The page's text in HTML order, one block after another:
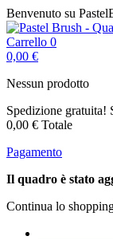
Benvenuto su
Carrello 0
0,00 €
Nessun prodotto
Spedizione gratuita!
0,00 € Totale
Pagamento
Il quadro è stato
Continua lo